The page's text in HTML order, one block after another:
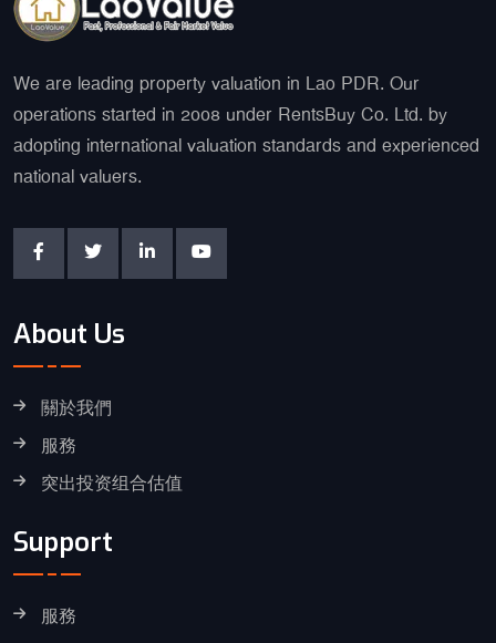
We are leading property valuation in Lao PDR. Our
operations started in 2008 under RentsBuy Co. Ltd. by
adopting international valuation standards and experienced
national valuers.
About Us
關於我們
服務
突出投资组合估值
Support
服務